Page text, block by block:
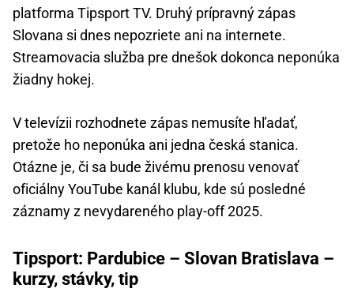
platforma Tipsport TV. Druhý prípravný zápas
Slovana si dnes nepozriete ani na internete.
Streamovacia služba pre dnešok dokonca neponúka
žiadny hokej.
V televízii rozhodnete zápas nemusíte hľadať,
pretože ho neponúka ani jedna česká stanica.
Otázne je, či sa bude živému prenosu venovať
oficiálny YouTube kanál klubu, kde sú posledné
záznamy z nevydareného play-off 2025.
Tipsport: Pardubice – Slovan Bratislava –
kurzy, stávky, tip